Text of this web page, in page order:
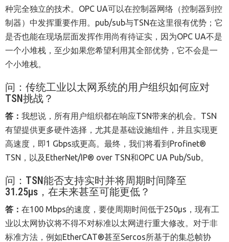
种完全独立的技术。OPC UA可以在控制器网络（控制器到控
制器）中发挥重要作用。pub/sub与TSN在这里很有优势；它
是否也能在现场层面发挥作用尚有待证实，因为OPC UA不是
一个小堆栈，至少如果您希望利用其全部优势，它不会是一
个小堆栈。
问：传统工业以太网系统的用户组织如何应对
TSN挑战？
答： 我想说，所有用户组织都在响应TSN带来的机会。TSN
有望提供更多硬件选择，尤其是基础设施组件，并且实现更
高速度，即1 Gbps或更高。最终，我们将看到Profinet®
TSN，以及EtherNet/IP® over TSN和OPC UA Pub/Sub。
问： TSN能否支持实时并将周期时间降至
31.25μs ，在未来甚至可能更低？
答： 在100 Mbps的速度，要使周期时间低于250μs，现有工
业以太网协议将不得不对标准以太网进行重大修改。对于非
标准方法，例如EtherCAT®甚至Sercos所基于的集总帧协